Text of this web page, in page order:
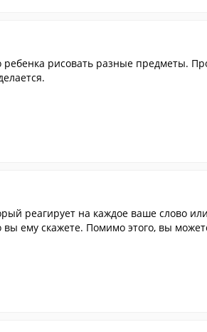
ребенка рисовать разные предметы.
реагирует на каждое ваше слово
ему скажете. Помимо этого, вы